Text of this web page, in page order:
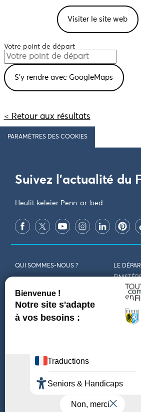
Visiter le site web
Votre point de départ
< Retour aux résultats
PARAMÈTRES DES COOKIES
Suivez l'actualité du
Heulit keleier Penn-ar-bed
QUI SOMMES-NOUS ?
LE
REJOIGNEZ-NOUS VENIR
CONTACT CARTES
LES
D’ACCESSIBILITÉ